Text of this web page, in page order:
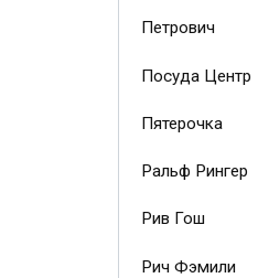
Петрович
Посуда Центр
Пятерочка
Ральф Рингер
Рив Гош
Рич Фэмили